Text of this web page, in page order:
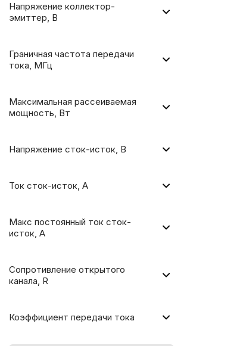
Напряжение коллектор-
эмиттер, В
Граничная частота передачи
тока, МГц
Максимальная рассеиваемая
мощность, Вт
Напряжение сток-исток, В
Ток сток-исток, А
Макс постоянный ток сток-
исток, А
Сопротивление открытого
канала, R
Коэффициент передачи тока